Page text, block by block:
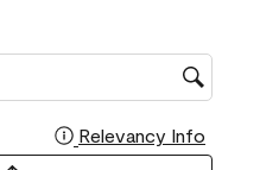
Relevancy Info